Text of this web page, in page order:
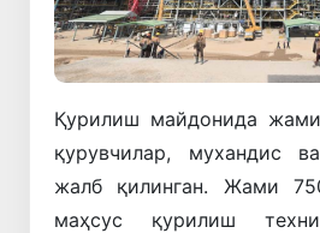
Қурилиш майдонида
қурувчилар, мухандис
жалб қилинган. Жами
маҳсус қурилиш